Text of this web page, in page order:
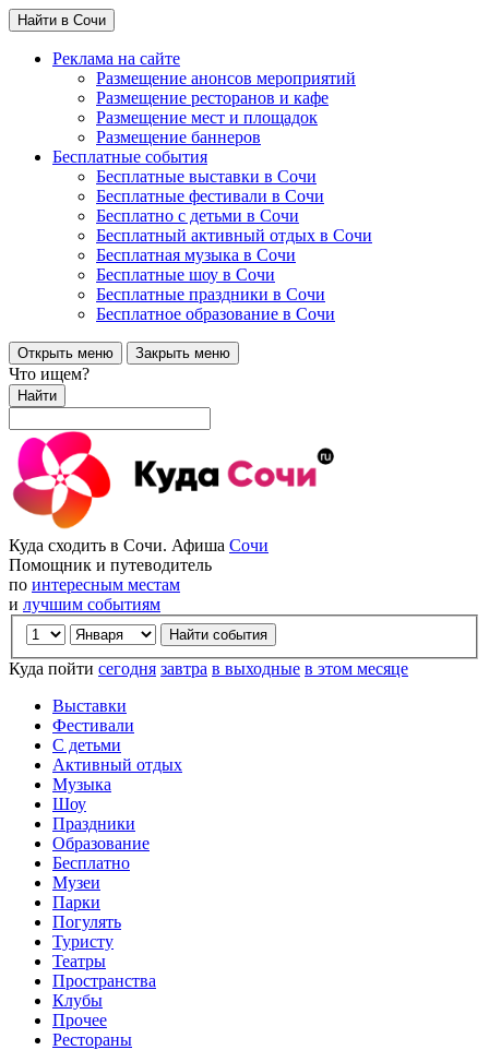
Найти в Сочи
Реклама на сайте
Размещение анонсов мероприятий
Размещение ресторанов и кафе
Размещение мест и площадок
Размещение баннеров
Бесплатные события
Бесплатные выставки в Сочи
Бесплатные фестивали в Сочи
Бесплатно с детьми в Сочи
Бесплатный активный отдых в Сочи
Бесплатная музыка в Сочи
Бесплатные шоу в Сочи
Бесплатные праздники в Сочи
Бесплатное образование в Сочи
Открыть меню Закрыть меню
Что ищем?
Найти
Куда сходить в Сочи. Афиша Сочи
Помощник и путеводитель
по интересным местам
и лучшим событиям
Куда пойти сегодня завтра в выходные в этом месяце
Выставки
Фестивали
С детьми
Активный отдых
Музыка
Шоу
Праздники
Образование
Бесплатно
Музеи
Парки
Погулять
Туристу
Театры
Пространства
Клубы
Прочее
Рестораны